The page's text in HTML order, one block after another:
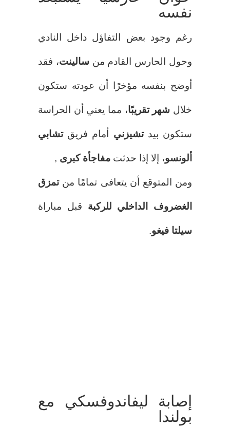
نفسه
رغم وجود بعض التفاؤل داخل النادي
وحول الحارس القادم منسالينت، فقد
أوضح بنفسه مؤخرًا أن عودته ستكون
خلال شهر تقريبًا، مما يعني أن الحراسة
ستكون بيدتشيزني أمام فريقتشابي
ألونسو، إلا إذا حدثت مفاجأة كبرى ,
ومن المتوقع أن يتعافى تمامًا منتمزق
الغضروف الداخلي للركبة قبل مباراة
سيلتا فيغو.
إصابة ليفاندوفسكي مع
بولندا